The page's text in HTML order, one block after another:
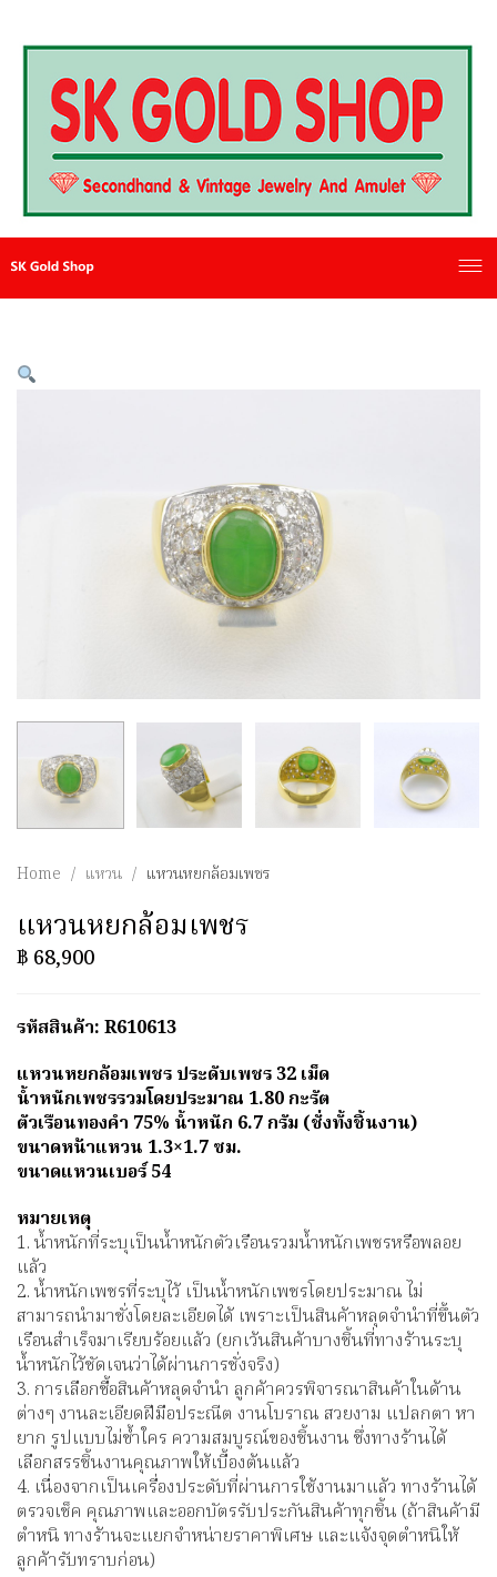
Home / แหวน / แหวนหยกล้อมเพชร
แหวนหยกล้อมเพชร
฿ 68,900
รหัสสินค้า: R610613
แหวนหยกล้อมเพชร ประดับเพชร 32 เม็ด
น้ำหนักเพชรรวมโดยประมาณ 1.80 กะรัต
ตัวเรือนทองคำ 75% น้ำหนัก 6.7 กรัม (ชั่งทั้งชิ้นงาน)
ขนาดหน้าแหวน 1.3×1.7 ซม.
ขนาดแหวนเบอร์ 54
หมายเหตุ
1. น้ำหนักที่ระบุเป็นน้ำหนักตัวเรือนรวมน้ำหนักเพชรหรือพลอย
แล้ว
2. น้ำหนักเพชรที่ระบุไว้ เป็นน้ำหนักเพชรโดยประมาณ ไม่
สามารถนำมาชั่งโดยละเอียดได้ เพราะเป็นสินค้าหลุดจำนำที่ขึ้นตัว
เรือนสำเร็จมาเรียบร้อยแล้ว (ยกเว้นสินค้าบางชิ้นที่ทางร้านระบุ
น้ำหนักไว้ชัดเจนว่าได้ผ่านการชั่งจริง)
3. การเลือกซื้อสินค้าหลุดจำนำ ลูกค้าควรพิจารณาสินค้าในด้าน
ต่างๆ งานละเอียดฝีมือประณีต งานโบราณ สวยงาม แปลกตา หา
ยาก รูปแบบไม่ซ้ำใคร ความสมบูรณ์ของชิ้นงาน ซึ่งทางร้านได้
เลือกสรรชิ้นงานคุณภาพให้เบื้องต้นแล้ว
4. เนื่องจากเป็นเครื่องประดับที่ผ่านการใช้งานมาแล้ว ทางร้านได้
ตรวจเช็ค คุณภาพและออกบัตรรับประกันสินค้าทุกชิ้น (ถ้าสินค้ามี
ตำหนิ ทางร้านจะแยกจำหน่ายราคาพิเศษ และแจ้งจุดตำหนิให้
ลูกค้ารับทราบก่อน)